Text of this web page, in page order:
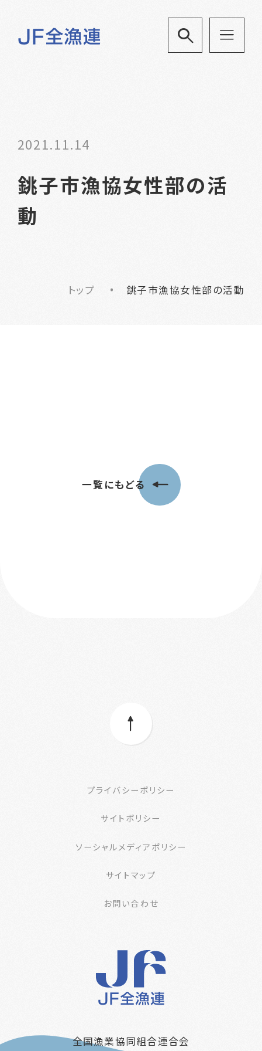
2021.11.14
銚子市漁協女性部の活
動
トップ 銚子市漁協女性部の活動
一覧にもどる
プライバシーポリシー
サイトポリシー
ソーシャルメディアポリシー
サイトマップ
お問い合わせ
全国漁業協同組合連合会